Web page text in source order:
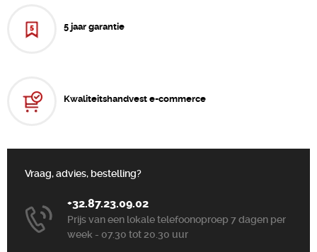
5 jaar garantie
Kwaliteitshandvest e-commerce
Vraag, advies, bestelling?
+32.87.23.09.02
Prijs van een lokale telefoonoproep 7 dagen per
week - 07.30 tot 20.30 uur